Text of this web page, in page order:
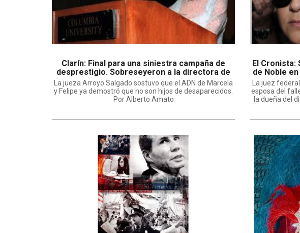
Clarín: Final para una siniestra campaña de
desprestigio. Sobreseyeron a la directora de
Clarín en el caso de sus hijos
La jueza Arroyo Salgado sostuvo que el ADN de Marcela
y Felipe ya demostró que no son hijos de desaparecidos.
Por Alberto Amato
El Cronista:
de Noble
La juez
esposa del
la dueña del